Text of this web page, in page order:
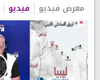
معرض فيديو فيديو